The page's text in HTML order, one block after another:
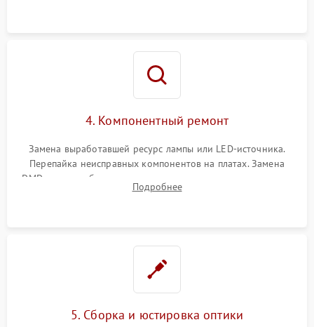
4. Компонентный ремонт
Замена выработавшей ресурс лампы или LED-источника.
Перепайка неисправных компонентов на платах. Замена
DMD-чипа при битых пикселях, установка нового цветового
колеса или восстановление сгоревших поляризационных
Подробнее
5. Сборка и юстировка оптики